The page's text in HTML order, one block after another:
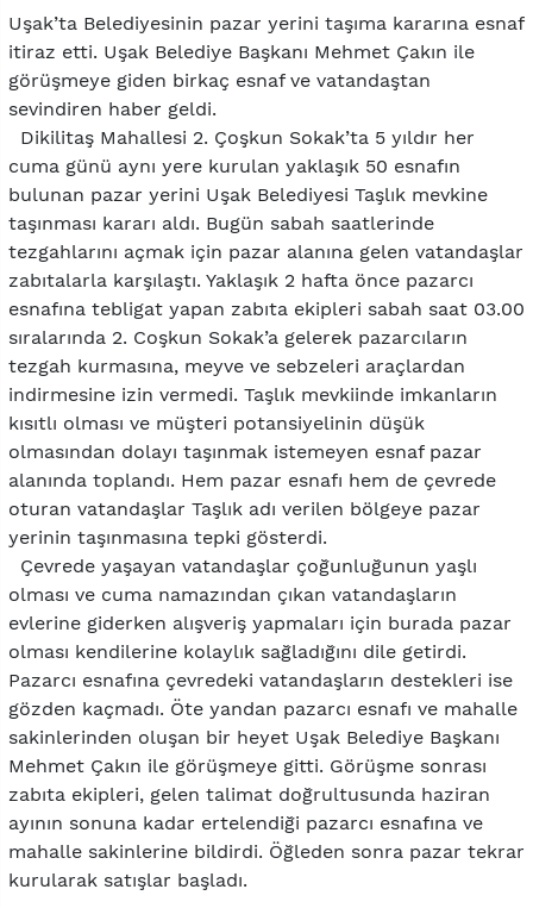
Uşak’ta Belediyesinin pazar yerini taşıma kararına esnaf
itiraz etti. Uşak Belediye Başkanı Mehmet Çakın ile
görüşmeye giden birkaç esnaf ve vatandaştan
sevindiren haber geldi.
Dikilitaş Mahallesi 2. Çoşkun Sokak’ta 5 yıldır her
cuma günü aynı yere kurulan yaklaşık 50 esnafın
bulunan pazar yerini Uşak Belediyesi Taşlık mevkine
taşınması kararı aldı. Bugün sabah saatlerinde
tezgahlarını açmak için pazar alanına gelen vatandaşlar
zabıtalarla karşılaştı. Yaklaşık 2 hafta önce pazarcı
esnafına tebligat yapan zabıta ekipleri sabah saat 03.00
sıralarında 2. Coşkun Sokak’a gelerek pazarcıların
tezgah kurmasına, meyve ve sebzeleri araçlardan
indirmesine izin vermedi. Taşlık mevkiinde imkanların
kısıtlı olması ve müşteri potansiyelinin düşük
olmasından dolayı taşınmak istemeyen esnaf pazar
alanında toplandı. Hem pazar esnafı hem de çevrede
oturan vatandaşlar Taşlık adı verilen bölgeye pazar
yerinin taşınmasına tepki gösterdi.
Çevrede yaşayan vatandaşlar çoğunluğunun yaşlı
olması ve cuma namazından çıkan vatandaşların
evlerine giderken alışveriş yapmaları için burada pazar
olması kendilerine kolaylık sağladığını dile getirdi.
Pazarcı esnafına çevredeki vatandaşların destekleri ise
gözden kaçmadı. Öte yandan pazarcı esnafı ve mahalle
sakinlerinden oluşan bir heyet Uşak Belediye Başkanı
Mehmet Çakın ile görüşmeye gitti. Görüşme sonrası
zabıta ekipleri, gelen talimat doğrultusunda haziran
ayının sonuna kadar ertelendiği pazarcı esnafına ve
mahalle sakinlerine bildirdi. Öğleden sonra pazar tekrar
kurularak satışlar başladı.